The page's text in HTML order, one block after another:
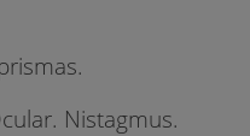
Nistagmus.